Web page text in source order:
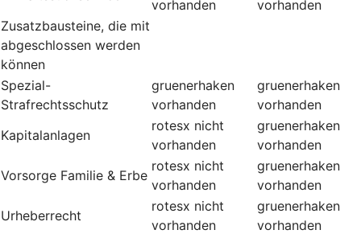
vorhanden
vorhanden
Zusatzbausteine, die mit
abgeschlossen werden
können
Spezial-
Strafrechtsschutz
gruenerhaken
vorhanden
gruenerhaken
vorhanden
Kapitalanlagen
rotesx nicht
vorhanden
gruenerhaken
vorhanden
Vorsorge Familie & Erbe
rotesx nicht
vorhanden
gruenerhaken
vorhanden
Urheberrecht
rotesx nicht
vorhanden
gruenerhaken
vorhanden